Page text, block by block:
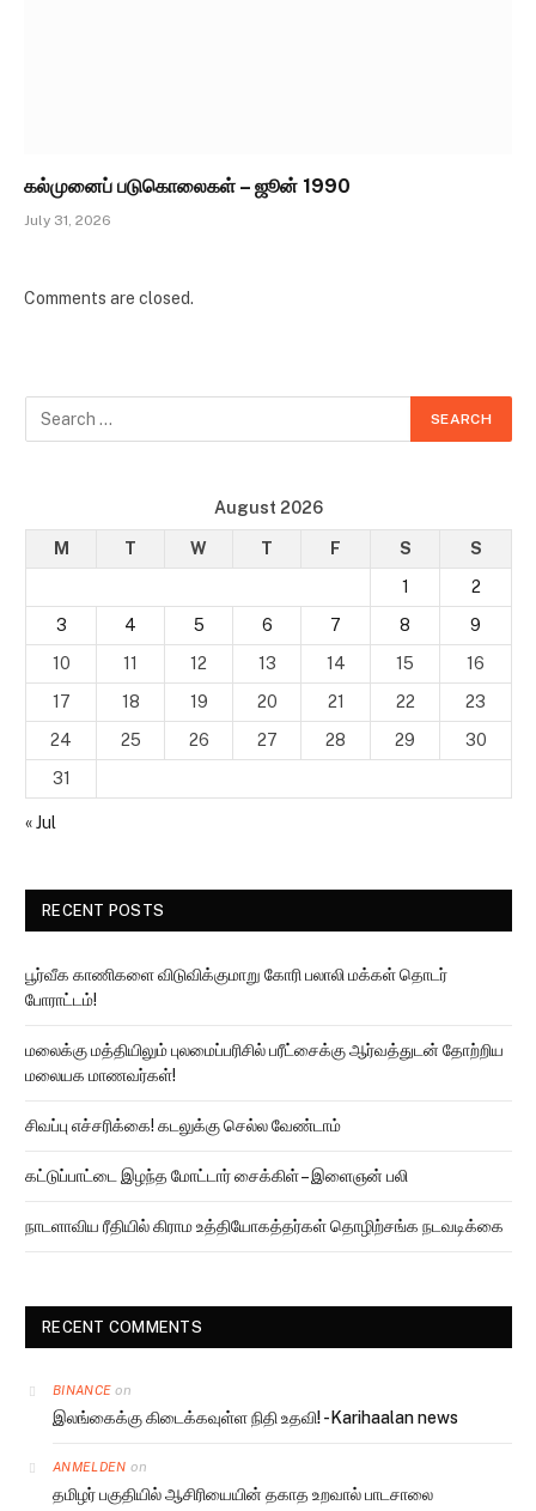
கல்முனைப் படுகொலைகள் – ஜூன் 1990
July 31, 2026
Comments are closed.
August 2026
M T W T F S
S
1
2
3
4 5 6 7 8
9
10
11 12 13 14 15
16
17
18 19 20 21 22
23
24
25 26 27 28 29
30
31
« Jul
RECENT POSTS
பூர்வீக காணிகளை விடுவிக்குமாறு கோரி பலாலி மக்கள் தொடர்
போராட்டம்!
மலைக்கு மத்தியிலும் புலமைப்பரிசில் பரீட்சைக்கு ஆர்வத்துடன் தோற்றிய
மலையக மாணவர்கள்!
சிவப்பு எச்சரிக்கை! கடலுக்கு செல்ல வேண்டாம்
கட்டுப்பாட்டை இழந்த மோட்டார் சைக்கிள் – இளைஞன் பலி
நாடளாவிய ரீதியில் கிராம உத்தியோகத்தர்கள் தொழிற்சங்க நடவடிக்கை
RECENT COMMENTS
BINANCE on
இலங்கைக்கு கிடைக்கவுள்ள நிதி உதவி! -Karihaalan news
ANMELDEN on
தமிழர் பகுதியில் ஆசிரியையின் தகாத உறவால் பாடசாலை